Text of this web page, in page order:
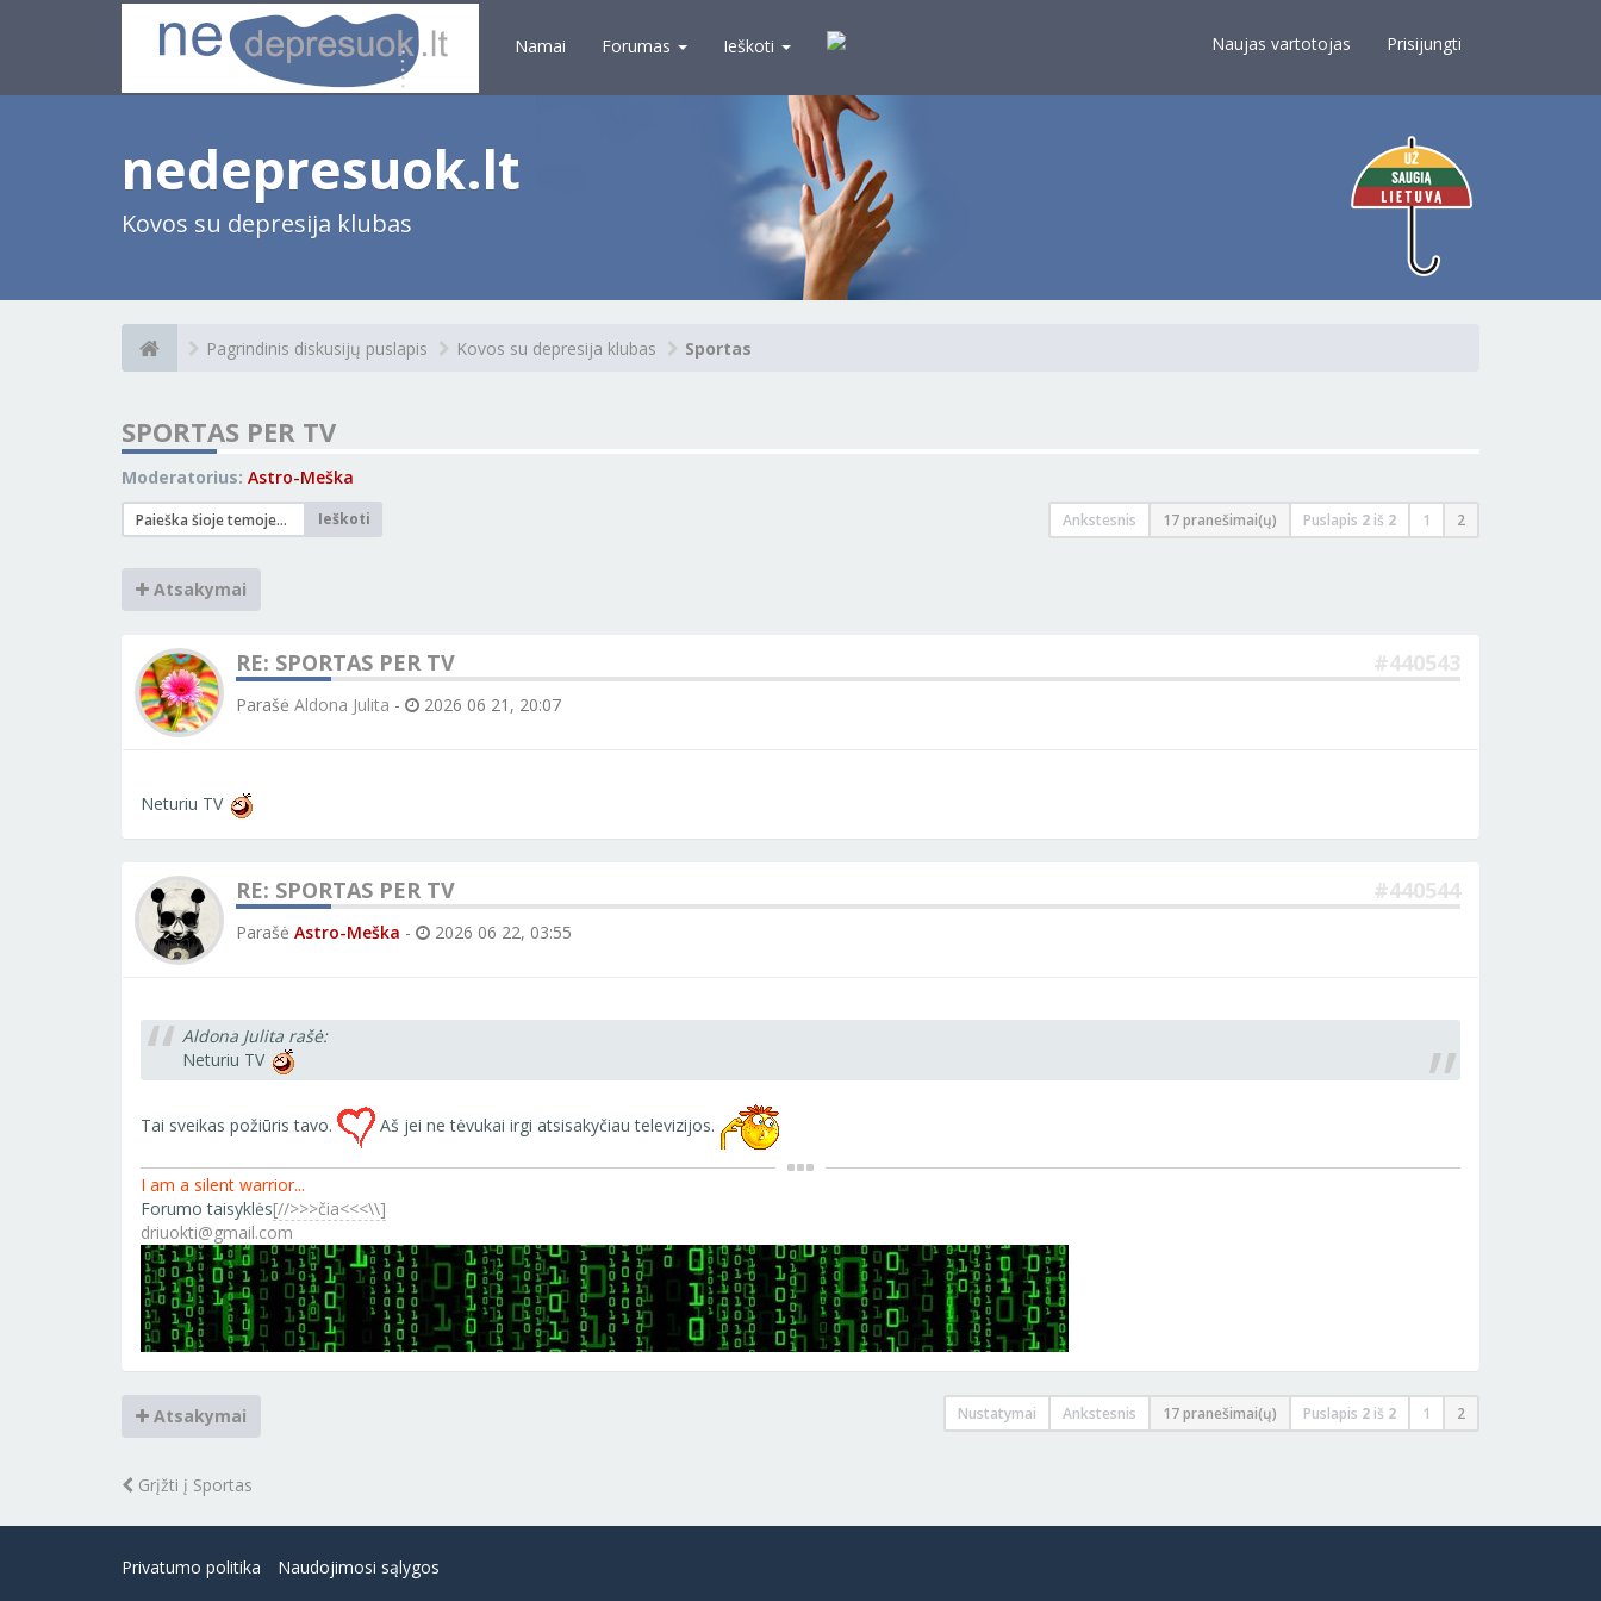
Namai Forumas Ieškoti Naujas vartotojas Prisijungti
nedepresuok.lt
Kovos su depresija klubas
Pagrindinis diskusijų puslapis Kovos su depresija klubas Sportas
SPORTAS PER TV
Moderatorius: Astro-Meška
Ieškoti Ankstesnis 17 pranešimai(ų) Puslapis 2 iš 2 1 2
Atsakymai
RE: SPORTAS PER TV #440543
Parašė Aldona Julita - 2026 06 21, 20:07
Neturiu TV
RE: SPORTAS PER TV #440544
Parašė Astro-Meška - 2026 06 22, 03:55
Aldona Julita rašė:
Neturiu TV
Tai sveikas požiūris tavo. Aš jei ne tėvukai irgi atsisakyčiau televizijos.
I am a silent warrior...
Forumo taisyklės[//>>>čia<<<\\]
driuokti@gmail.com
Atsakymai Nustatymai Ankstesnis 17 pranešimai(ų) Puslapis 2 iš 2 1 2
Grįžti į Sportas
Privatumo politika Naudojimosi sąlygos